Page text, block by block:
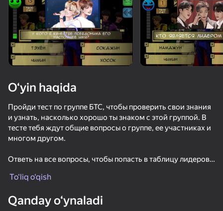
Qurilmani aylantiring
O‘yinlar faqat gorizontal
oriyentatsiyasida ishlaydi
O‘yin haqida
Пройди тест по группе БТС, чтобы проверить свои знания
и узнать, насколько хорошо ты знаком с этой группой. В
тесте тебя ждут общие вопросы о группе, ее участниках и
многом другом.
Ответь на все вопросы, чтобы попасть в таблицу лидеров.
To‘liq o‘qish
Qanday o‘ynaladi